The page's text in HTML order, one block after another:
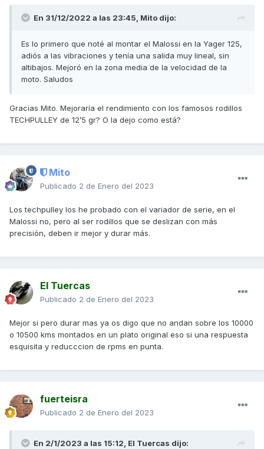
En 31/12/2022 a las 23:45, Mito dijo:
Es lo primero que noté al montar el Malossi en la Yager 125,
adiós a las vibraciones y tenía una salida muy lineal, sin
altibajos. Mejoró en la zona media de la velocidad de la
moto. Saludos
Gracias Mito. Mejoraría el rendimiento con los famosos rodillos
TECHPULLEY de 12’5 gr? O la dejo como está?
Mito
Publicado 2 de Enero del 2023
Los techpulley los he probado con el variador de serie, en el
Malossi no, pero al ser rodillos que se deslizan con más
precisión, deben ir mejor y durar más.
El Tuercas
Publicado 2 de Enero del 2023
Mejor si pero durar mas ya os digo que no andan sobre los 10000
o 10500 kms montados en un plato original eso si una respuesta
esquisita y reducccion de rpms en punta.
fuerteisra
Publicado 2 de Enero del 2023
En 2/1/2023 a las 15:12, El Tuercas dijo: